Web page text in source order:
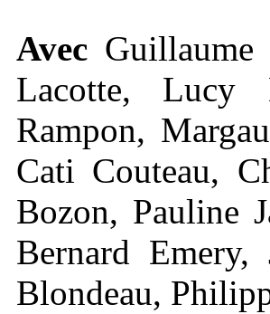
AvecGuillaume
Lacotte, Lucy
Rampon,
Cati Couteau,
Bozon, Pauline
Bernard Emery,
Blondeau,